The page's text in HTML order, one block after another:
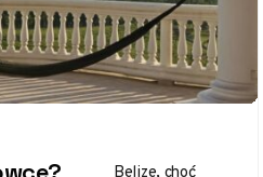
Belize, choć